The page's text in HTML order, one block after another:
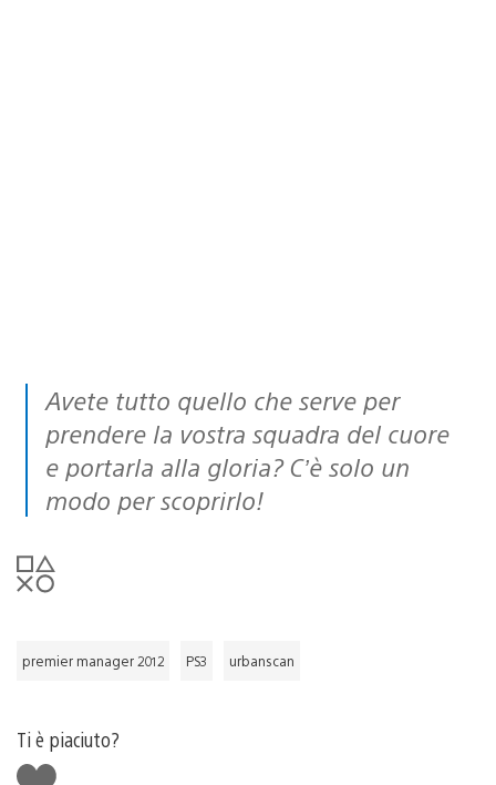
Avete tutto quello che serve per
prendere la vostra squadra del cuore
e portarla alla gloria? C’è solo un
modo per scoprirlo!
premier manager 2012 PS3 urbanscan
Ti è piaciuto?
Mi